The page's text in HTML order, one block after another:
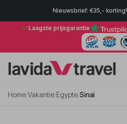
Nieuwsbrief: €35,- korting!
Laagste prijsgarantie
Home/Vakantie/Egypte/Sinaï